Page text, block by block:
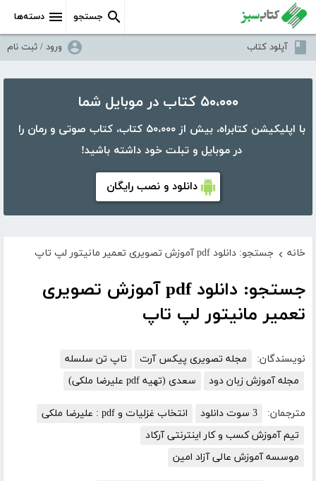
دسته‌ها جستجو
آپلود کتاب ورود / ثبت نام
۵۰،۰۰۰ کتاب در موبایل شما
با اپلیکیشن کتابراه، بیش از ۵۰،۰۰۰ کتاب، کتاب صوتی و رمان را
در موبایل و تبلت خود داشته باشید!
دانلود و نصب رایگان
خانه › جستجو: دانلود pdf آموزش تصویری تعمیر مانیتور لپ تاپ
جستجو: دانلود pdf آموزش تصویری
تعمیر مانیتور لپ تاپ
نویسندگان: مجله تصویری پیکس آرت
تاپ تن سلسله
مجله آموزش زبان دود
سعدی (تهیه pdf علیرضا ملکی)
مترجمان: 3 سوت دانلود
انتخاب غزلیات و pdf : علیرضا ملکی
تیم آموزش کسب و کار اینترنتی آرکاد
موسسه آموزش عالی آزاد امین